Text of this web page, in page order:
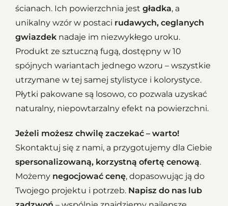
ścianach. Ich powierzchnia jest gładka, a
unikalny wzór w postaci rudawych, ceglanych
gwiazdek nadaje im niezwykłego uroku.
Produkt ze sztuczną fugą, dostępny w 10
spójnych wariantach jednego wzoru – wszystkie
utrzymane w tej samej stylistyce i kolorystyce.
Płytki pakowane są losowo, co pozwala uzyskać
naturalny, niepowtarzalny efekt na powierzchni.
Jeżeli możesz chwilę zaczekać – warto!
Skontaktuj się z nami, a przygotujemy dla Ciebie
spersonalizowaną, korzystną ofertę cenową.
Możemy negocjować cenę, dopasowując ją do
Twojego projektu i potrzeb. Napisz do nas lub